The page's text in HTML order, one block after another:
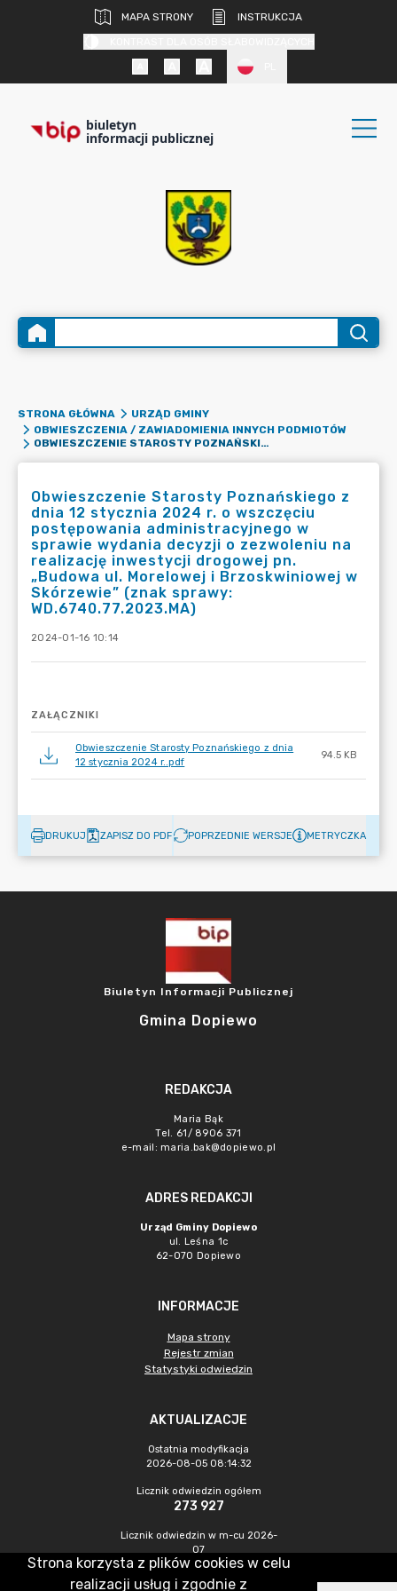
MAPA STRONY
INSTRUKCJA
biuletyn
informacji publicznej
STRONA GŁÓWNA
URZĄD GMINY
OBWIESZCZENIA / ZAWIADOMIENIA INNYCH PODMIOTÓW
OBWIESZCZENIE STAROSTY POZNAŃSKIEGO Z DNIA 12 STYCZNIA 2024 R. O WSZCZĘCIU POSTĘPOWANIA ADMINISTRACYJNEGO W SPRAWIE WYDANIA DECYZJI O ZEZWOLENIU NA REALIZACJĘ INWESTYCJI DROGOWEJ PN. „BUDOWA UL. MORELOWEJ I BRZOSKWINIOWEJ W SKÓRZEWIE” (ZNAK SPRAWY: WD.6740.77.2023.MA)
Obwieszczenie Starosty Poznańskiego z
dnia 12 stycznia 2024 r. o wszczęciu
postępowania administracyjnego w
sprawie wydania decyzji o zezwoleniu na
realizację inwestycji drogowej pn.
„Budowa ul. Morelowej i Brzoskwiniowej w
Skórzewie” (znak sprawy:
WD.6740.77.2023.MA)
2024-01-16 10:14
ZAŁĄCZNIKI
Obwieszczenie Starosty Poznańskiego z dnia
12 stycznia 2024 r..pdf
94.5 KB
DRUKUJ ZAPISZ DO PDF POPRZEDNIE WERSJE METRYCZKA
Biuletyn Informacji Publicznej
Gmina Dopiewo
REDAKCJA
Maria Bąk
Tel. 61/ 8906 371
e-mail: maria.bak@dopiewo.pl
ADRES REDAKCJI
Urząd Gminy Dopiewo
ul. Leśna 1c
62-070 Dopiewo
INFORMACJE
Mapa strony
Rejestr zmian
Statystyki odwiedzin
AKTUALIZACJE
Ostatnia modyfikacja
2026-08-05 08:14:32
Licznik odwiedzin ogółem
273 927
Licznik odwiedzin w m-cu 2026-
07
716
Strona korzysta z plików cookies w celu
realizacji usług i zgodnie z